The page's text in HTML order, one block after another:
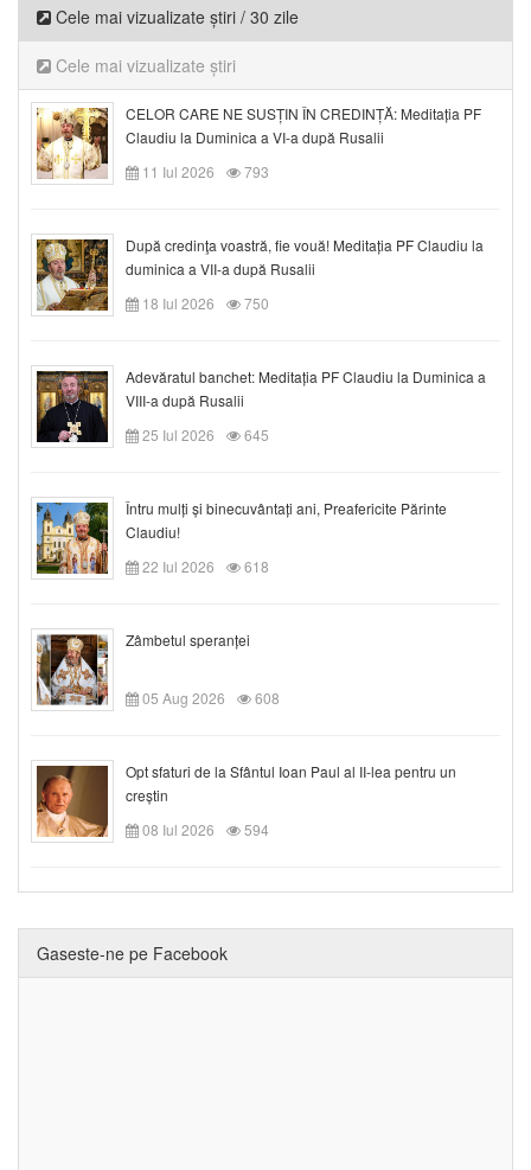
Cele mai vizualizate știri / 30 zile
Cele mai vizualizate știri
CELOR CARE NE SUSȚIN ÎN CREDINȚĂ: Meditația PF
Claudiu la Duminica a VI-a după Rusalii
11 Iul 2026
793
După credinţa voastră, fie vouă! Meditația PF Claudiu la
duminica a VII-a după Rusalii
18 Iul 2026
750
Adevăratul banchet: Meditația PF Claudiu la Duminica a
VIII-a după Rusalii
25 Iul 2026
645
Întru mulți și binecuvântați ani, Preafericite Părinte
Claudiu!
22 Iul 2026
618
Zâmbetul speranței
05 Aug 2026 608
Opt sfaturi de la Sfântul Ioan Paul al II-lea pentru un
creștin
08 Iul 2026
594
Gaseste-ne pe Facebook